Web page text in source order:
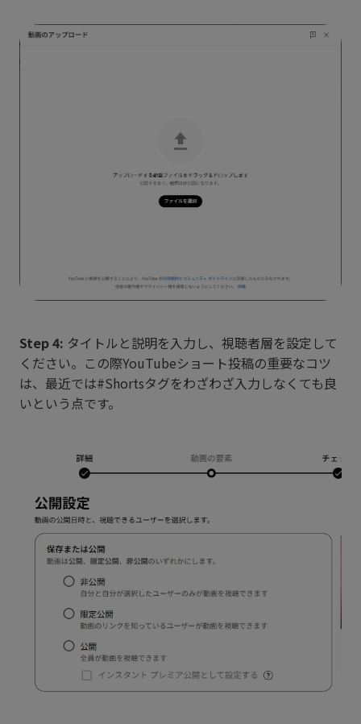
Step 4: タイトルと説明を入力し、視聴者層を設定して
ください。この際YouTubeショート投稿の重要なコツ
は、最近では#Shortsタグをわざわざ入力しなくても良
いという点です。